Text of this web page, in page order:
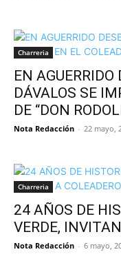
Charreria
EN
DÁVALOS SE
DE “DON
Nota Redacción - 22 mayo,
Charreria
24 AÑOS DE
VERDE,
Nota Redacción - 6 mayo,